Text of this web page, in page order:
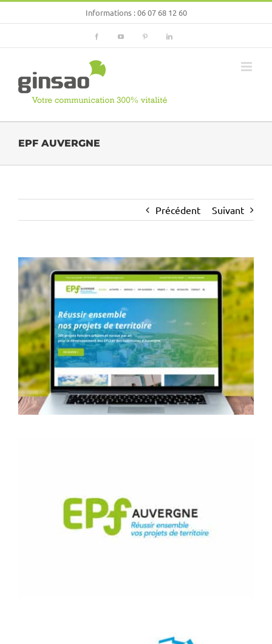
au
Informations :06 07 68 12 60
Facebook YouTube Pinterest LinkedIn
EPF AUVERGNE
Précédent Suivant